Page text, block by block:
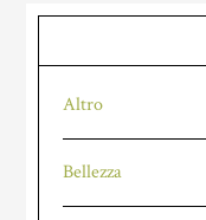
Altro
Bellezza